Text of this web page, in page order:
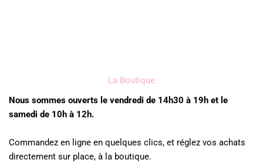
La Boutique
Nous sommes ouverts le vendredi de 14h30 à 19h et le
samedi de 10h à 12h.
Commandez en ligne en quelques clics, et réglez vos achats
directement sur place, à la boutique.